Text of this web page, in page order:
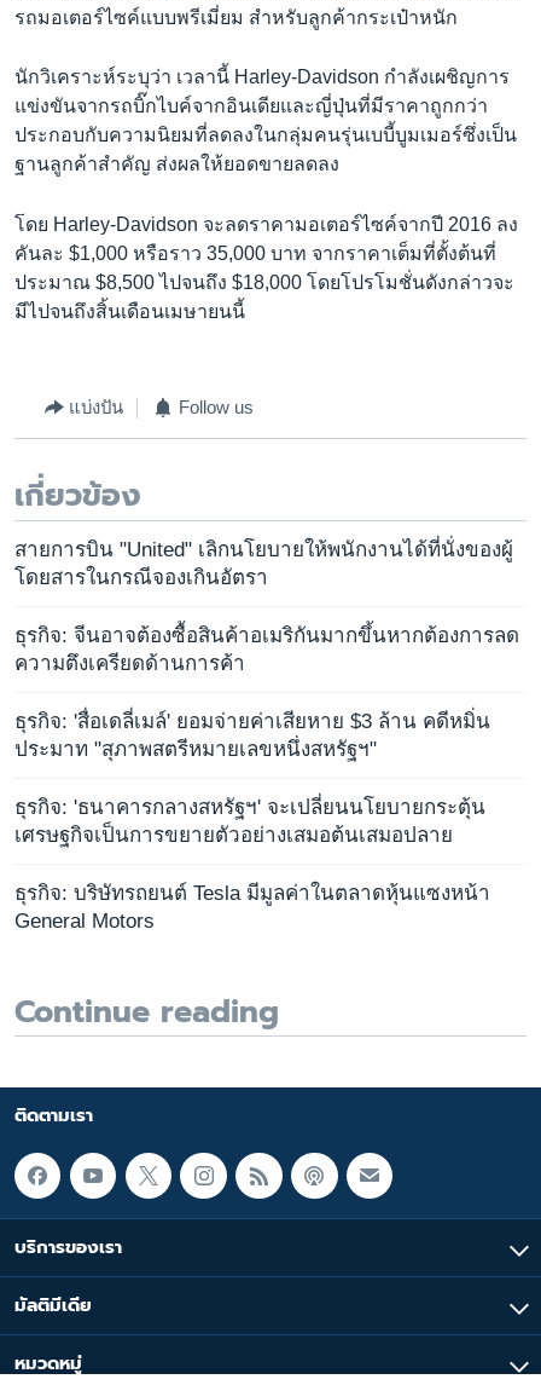
รถมอเตอร์ไซค์แบบพรีเมี่ยม สำหรับลูกค้ากระเป๋าหนัก
นักวิเคราะห์ระบุว่า เวลานี้ Harley-Davidson กำลังเผชิญการ
แข่งขันจากรถบิ๊กไบค์จากอินเดียและญี่ปุ่นที่มีราคาถูกกว่า
ประกอบกับความนิยมที่ลดลงในกลุ่มคนรุ่นเบบี้บูมเมอร์ซึ่งเป็น
ฐานลูกค้าสำคัญ ส่งผลให้ยอดขายลดลง
โดย Harley-Davidson จะลดราคามอเตอร์ไซค์จากปี 2016 ลง
คันละ $1,000 หรือราว 35,000 บาท จากราคาเต็มที่ตั้งต้นที่
ประมาณ $8,500 ไปจนถึง $18,000 โดยโปรโมชั่นดังกล่าวจะ
มีไปจนถึงสิ้นเดือนเมษายนนี้
แบ่งปัน Follow us
เกี่ยวข้อง
สายการบิน "United" เลิกนโยบายให้พนักงานได้ที่นั่งของผู้
โดยสารในกรณีจองเกินอัตรา
ธุรกิจ: จีนอาจต้องซื้อสินค้าอเมริกันมากขึ้นหากต้องการลด
ความตึงเครียดด้านการค้า
ธุรกิจ: 'สื่อเดลี่เมล์' ยอมจ่ายค่าเสียหาย $3 ล้าน คดีหมิ่น
ประมาท "สุภาพสตรีหมายเลขหนึ่งสหรัฐฯ"
ธุรกิจ: 'ธนาคารกลางสหรัฐฯ' จะเปลี่ยนนโยบายกระตุ้น
เศรษฐกิจเป็นการขยายตัวอย่างเสมอต้นเสมอปลาย
ธุรกิจ: บริษัทรถยนต์ Tesla มีมูลค่าในตลาดหุ้นแซงหน้า
General Motors
Continue reading
ติดตามเรา
บริการของเรา
มัลติมีเดีย
หมวดหมู่